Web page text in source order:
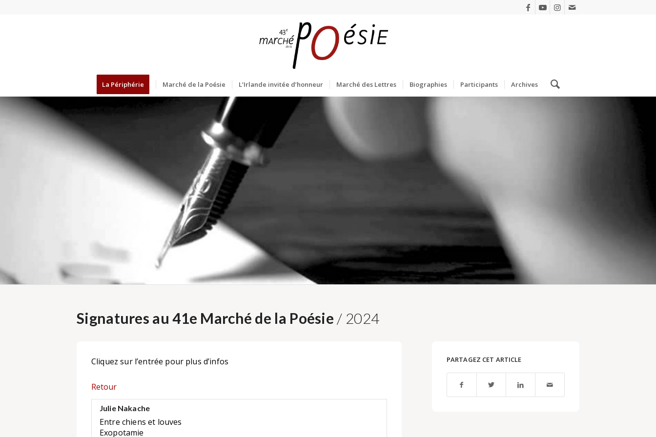
La Périphérie Marché de la Poésie L’Irlande invitée d’honneur Marché des Lettres Biographies Participants Archives
Signatures au 41e Marché de la Poésie / 2024
Cliquez sur l’entrée pour plus d’infos
Retour
Julie Nakache
Entre chiens et louves
Exopotamie
PARTAGEZ CET ARTICLE